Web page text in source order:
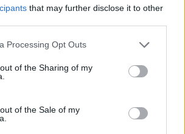
that may further disclose it to other
Processing Opt Outs
of the Sharing of my
of the Sale of my
νεφρά: Δείτε τα πρώτα
διώξτε το καθημερινό άγχος!
γιατρός: Αυτός ο άγνωστος!